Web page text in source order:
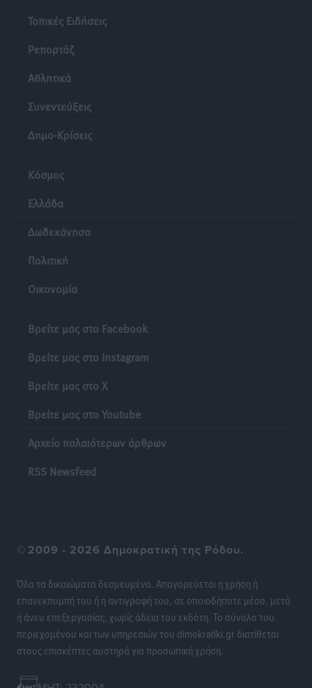
Τοπικές Ειδήσεις
Ρεπορτάζ
Αθλητικά
Συνεντεύξεις
Δημο-Κρίσεις
Κόσμος
Ελλάδα
Δωδεκάνησα
Πολιτική
Οικονομία
Βρείτε μας στο Facebook
Βρείτε μας στο Instagram
Βρείτε μας στο X
Βρείτε μας στο Youtube
Αρχείο παλαιότερων άρθρων
RSS Newsfeed
© 2009 - 2026 Δημοκρατική της Ρόδου.
Όλα τα δικαιώματα δεσμευμένα. Απαγορεύεται η χρήση ή
επανεκπομπή του ή η αντιγραφή του, σε οποιοδήποτε μέσο, μετά
ή άνευ επεξεργασίας, χωρίς άδεια του εκδότη. Το σύνολο του
περιεχομένου και των υπηρεσιών του dimokratiki.gr διατίθεται
στους επισκέπτες αυστηρά για προσωπική χρήση.